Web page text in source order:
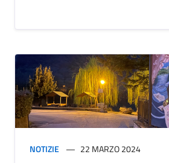
NOTIZIE 22 MARZO 2024